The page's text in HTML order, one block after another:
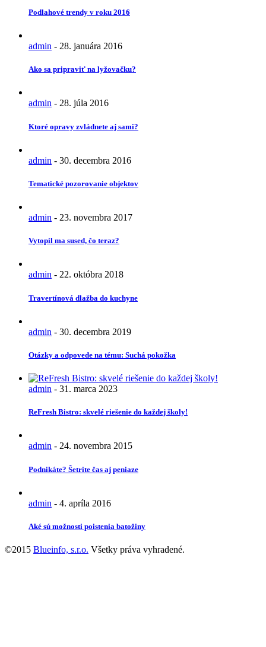
Podlahové trendy v roku 2016
admin - 28. januára 2016
Ako sa pripraviť na lyžovačku?
admin - 28. júla 2016
Ktoré opravy zvládnete aj sami?
admin - 30. decembra 2016
Tematické pozorovanie objektov
admin - 23. novembra 2017
Vytopil ma sused, čo teraz?
admin - 22. októbra 2018
Travertínová dlažba do kuchyne
admin - 30. decembra 2019
Otázky a odpovede na tému: Suchá pokožka
admin - 31. marca 2023
ReFresh Bistro: skvelé riešenie do každej školy!
admin - 24. novembra 2015
Podnikáte? Šetrite čas aj peniaze
admin - 4. apríla 2016
Aké sú možnosti poistenia batožiny
©2015 Blueinfo, s.r.o. Všetky práva vyhradené.